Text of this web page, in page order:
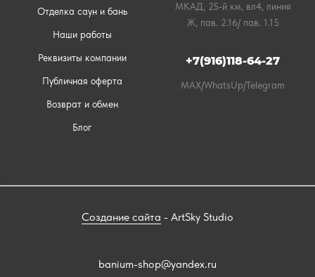
Отделка саун и бань
Наши работы
Реквизиты компании
Публичная оферта
Возврат и обмен
Блог
МКАД, 25-й км, вл4, линия
Ж, пав. 2.16/ пав. 1.15
+7(916)118-64-27
MAX/WhatsUp/Telegram
Создание сайта - ArtSky Studio
banium-shop@yandex.ru